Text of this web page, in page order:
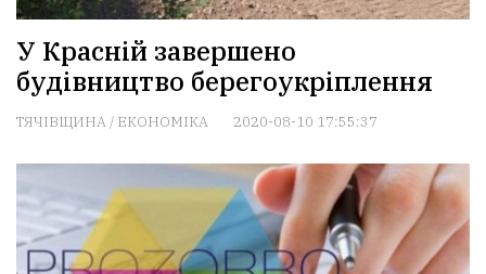
У Красній завершено
будівництво берегоукріплення
ТЯЧІВЩИНА/ ЕКОНОМІКА 2020-08-10 17:55:37